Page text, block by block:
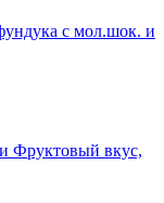
с мол.шок. и